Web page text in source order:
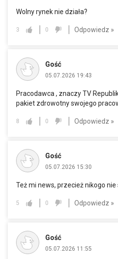
Wolny rynek nie działa?
3 0 Odpowiedz »
Gość
05.07.2026 19:43
Pracodawca , znaczy TV
pakiet zdrowotny swojego
8 0 Odpowiedz »
Gość
05.07.2026 15:30
Też mi news, przecież nikogo
5 0 Odpowiedz »
Gość
05.07.2026 11:55